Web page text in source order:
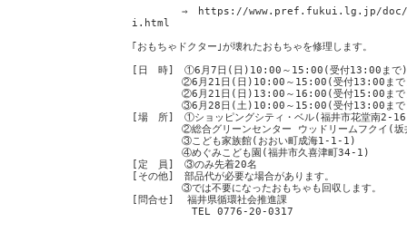
⇒ https://www.pref.fukui.lg.jp/doc/
i.html
｢おもちゃドクター｣が壊れたおもちゃを修理します。
[日 時] ①6月7日(日)10:00～15:00(受付13:00まで)
②6月21日(日)10:00～15:00(受付13:00ま
②6月21日(日)13:00～16:00(受付15:00ま
③6月28日(土)10:00～15:00(受付13:00ま
[場 所] ①ショッピングシティ・ベル(福井市花堂南2-
②総合グリーンセンター ウッドリームフクイ(坂
③こども家族館(おおい町成海1-1-1)
④めぐみこども園(福井市久喜津町34-1)
[定 員] ③のみ先着20名
[その他] 部品代が必要な場合があります。
③では不要になったおもちゃも回収します。
[問合せ] 福井県循環社会推進課
TEL 0776-20-0317